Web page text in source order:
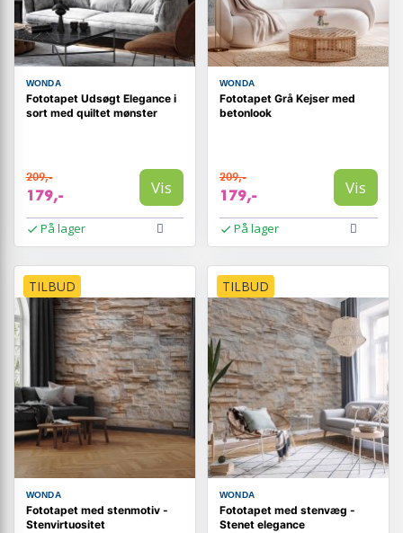
WONDA
Fototapet Udsøgt Elegance i
sort med quiltet mønster
209,-
179,- Vis
På lager
WONDA
Fototapet Grå Kejser med
betonlook
209,-
179,- Vis
På lager
TILBUD
WONDA
Fototapet med stenmotiv -
Stenvirtuositet
TILBUD
WONDA
Fototapet med stenvæg -
Stenet elegance